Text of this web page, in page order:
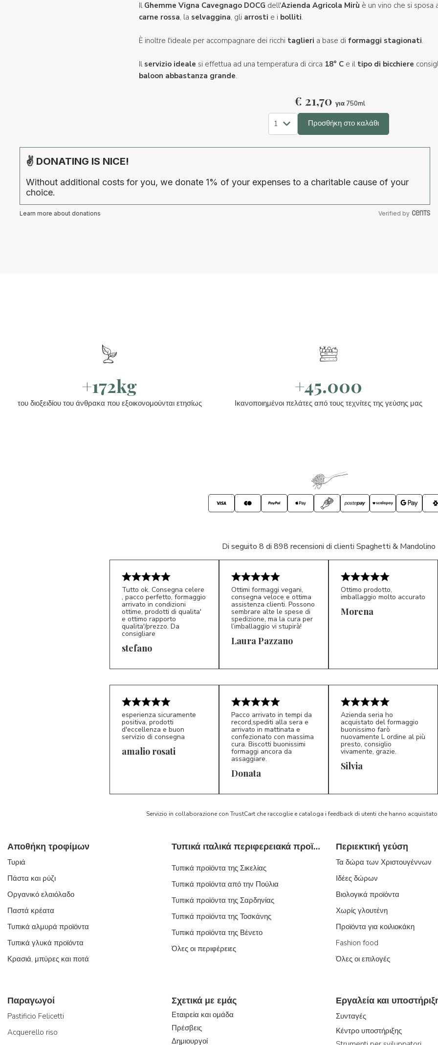
Il Ghemme Vigna Cavegnago DOCG dell'Azienda Agricola Mirù è un vino che si sposa
carne rossa, la selvaggina, gli arrosti e i bolliti.
È inoltre l'ideale per accompagnare dei ricchi taglieri a base di formaggi stagionati.
Il servizio ideale si effettua ad una temperatura di circa 18° C e il tipo di bicchiere
baloon abbastanza grande.
€ 21,70 για 750ml
Προσθήκη στο καλάθι
✌ DONATING IS NICE!
Without additional costs for you, we donate 1% of your expenses to a charitable cause of your
choice.
Learn more about donations Verified by
+172kg
του διοξειδίου του άνθρακα που εξοικονομούνται ετησίως
+45.000
Ικανοποιημένοι πελάτες από τους τεχνίτες της γεύσης μας
Di seguito 8 di 898 recensioni di clienti Spaghetti & Mandolino
S*
Tutto ok. Consegna celere
, pacco perfetto, formaggio
arrivato in condizioni
ottime, prodotti di qualita'
e ottimo rapporto
qualita'/prezzo. Da
consigliare
stefano LP 5/5
Ottimi formaggi vegani,
consegna veloce e ottima
assistenza clienti. Possono
sembrare alte le spese di
spedizione, ma la cura per
l’imballaggio vi stupirà!
Laura Pazzano
Ottimo prodotto,
imballaggio molto accurato
Morena
esperienza sicuramente
positiva, prodotti
d'eccellenza e buon
servizio di consegna
amalio rosati
D*
Pacco arrivato in tempi da
record,spediti alla sera e
arrivato in mattinata e
confezionato con massima
cura. Biscotti buonissimi
formaggi ancora da
assaggiare.
Donata S*
Azienda seria ho
acquistato del formaggio
buonissimo farò
nuovamente L ordine al più
presto, consiglio
vivamente, grazie.
Silvia
Servizio in collaborazione con TrustCart che raccoglie e cataloga i feedback di utenti che hanno
Αποθήκη τροφίμων
Τυριά
Πάστα και ρύζι
Οργανικό ελαιόλαδο
Παστά κρέατα
Τυπικά αλμυρά προϊόντα
Τυπικά γλυκά προϊόντα
Κρασιά, μπύρες και ποτά
Τυπικά ιταλικά περιφερειακά προϊόντα
Τυπικά προϊόντα της Σικελίας
Τυπικά προϊόντα από την Πούλια
Τυπικά προϊόντα της Σαρδηνίας
Τυπικά προϊόντα της Τοσκάνης
Τυπικά προϊόντα της Βένετο
Όλες οι περιφέρειες
Περιεκτική γεύση
Τα δώρα των Χριστουγέννων
Ιδέες δώρων
Βιολογικά προϊόντα
Χωρίς γλουτένη
Προϊόντα για κοιλιοκάκη
Fashion food
Όλες οι επιλογές
Παραγωγοί
Pastificio Felicetti
Acquerello riso
Σχετικά με εμάς
Εταιρεία και ομάδα
Πρέσβεις
Δημιουργοί
Εργαλεία και
Συνταγές
Κέντρο υποστήριξης